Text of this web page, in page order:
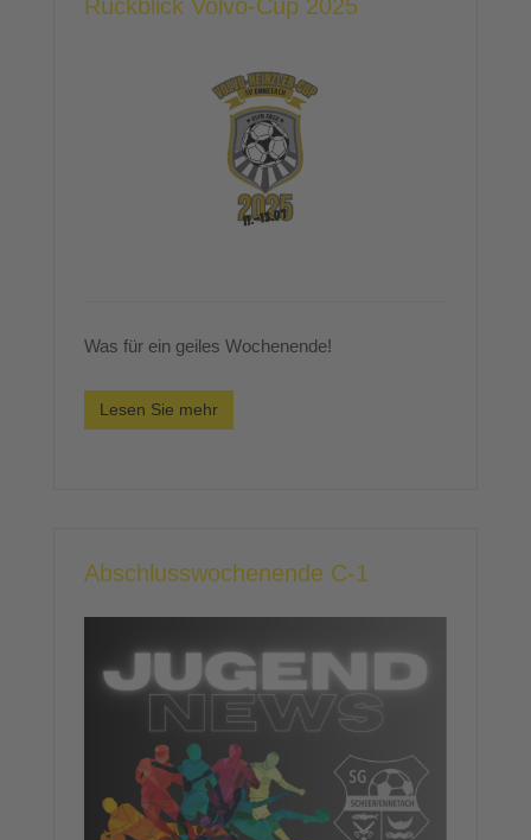
Rückblick Volvo-Cup 2025
Was für ein geiles Wochenende!
Lesen Sie mehr
Abschlusswochenende C-1